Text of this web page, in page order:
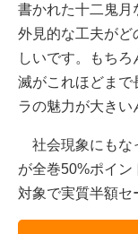
書かれた十二鬼月
外見的な工夫がど
しいです。もち
滅がこれほどまで
ラの魅力が大きい
社会現象にもな
が全巻50%ポイ
対象で実質半額セ